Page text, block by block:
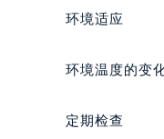
环境适应
环境温度的变
定期检查